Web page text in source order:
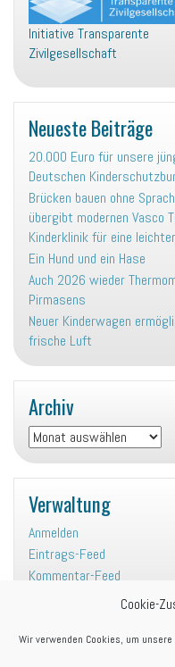
Cookie-
Wir verwenden Cookies, um
Initiative Transparente
Zivilgesellschaft
Neueste Beiträge
20.000 Euro für unsere
Deutschen
Brücken bauen ohne
übergibt modernen Vasco
Kinderklinik für eine
Ein Hund und ein Hase
Auch 2026 wieder
Pirmasens
Neuer Kinderwagen
frische Luft
Archiv
Archiv
Verwaltung
Anmelden
Eintrags-Feed
Kommentar-Feed